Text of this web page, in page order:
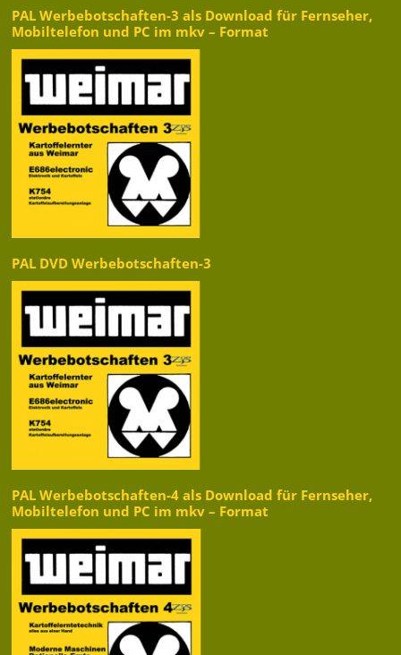
PAL Werbebotschaften-3 als Download für Fernseher,
Mobiltelefon und PC im mkv – Format
PAL DVD Werbebotschaften-3
PAL Werbebotschaften-4 als Download für Fernseher,
Mobiltelefon und PC im mkv – Format